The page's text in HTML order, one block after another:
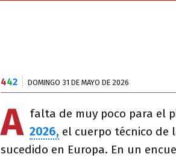
442 DOMINGO 31 DE MAYO DE 2026
A falta de muy poco para el
2026, el cuerpo técnico de
sucedido en Europa. En un